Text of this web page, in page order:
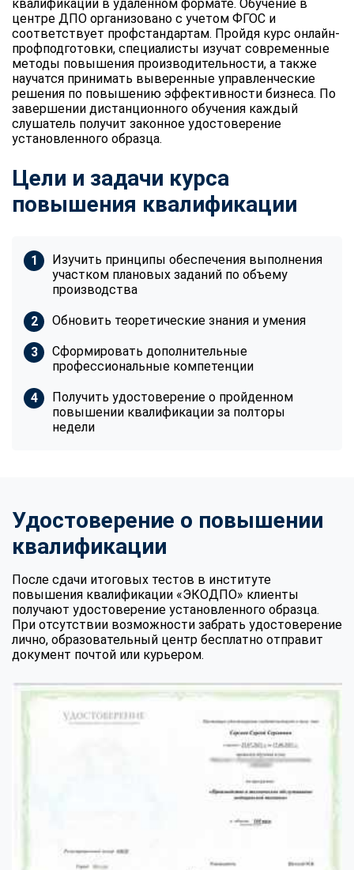
квалификации в удаленном формате. Обучение в
центре ДПО организовано с учетом ФГОС и
соответствует профстандартам. Пройдя курс онлайн-
профподготовки, специалисты изучат современные
методы повышения производительности, а также
научатся принимать выверенные управленческие
решения по повышению эффективности бизнеса. По
завершении дистанционного обучения каждый
слушатель получит законное удостоверение
установленного образца.
Цели и задачи курса
повышения квалификации
Изучить принципы обеспечения выполнения
участком плановых заданий по объему
производства
Обновить теоретические знания и умения
Сформировать дополнительные
профессиональные компетенции
Получить удостоверение о пройденном
повышении квалификации за полторы
недели
Удостоверение о повышении
квалификации
После сдачи итоговых тестов в институте
повышения квалификации «ЭКОДПО» клиенты
получают удостоверение установленного образца.
При отсутствии возможности забрать удостоверение
лично, образовательный центр бесплатно отправит
документ почтой или курьером.